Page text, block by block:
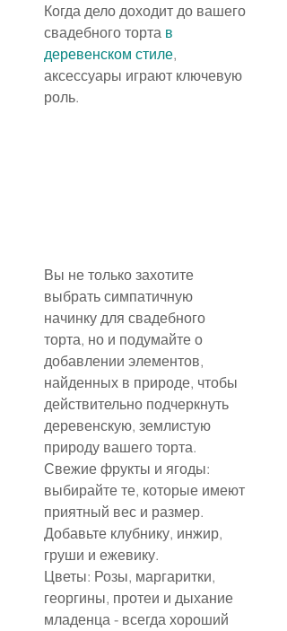
Когда дело доходит до вашего
свадебного торта в
деревенском стиле,
аксессуары играют ключевую
роль.
Вы не только захотите
выбрать симпатичную
начинку для свадебного
торта, но и подумайте о
добавлении элементов,
найденных в природе, чтобы
действительно подчеркнуть
деревенскую, землистую
природу вашего торта.
Свежие фрукты и ягоды:
выбирайте те, которые имеют
приятный вес и размер.
Добавьте клубнику, инжир,
груши и ежевику.
Цветы: Розы, маргаритки,
георгины, протеи и дыхание
младенца - всегда хороший